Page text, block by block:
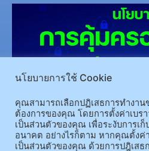
(อ.นามน)13 หมู่ 14 ต.สงเปลือย อ.นามน จ.กาฬ
(อ.เมือง)62/1 ถ.เกษตรสมบูรณ์ ต.กาฬสินธุ์ อ.เมือง
นโยบายการใช้ Cookie
คุณสามารถเลือกปฏิเสธการทำงา
ต้องการของคุณ โดยการตั้งค่าเบร
เป็นส่วนตัวของคุณ เพื่อระงับการเ
อนาคต อย่างไรก็ตาม หากคุณตั้งค่
เป็นส่วนตัวของคุณ ด้วยการปฎิเส